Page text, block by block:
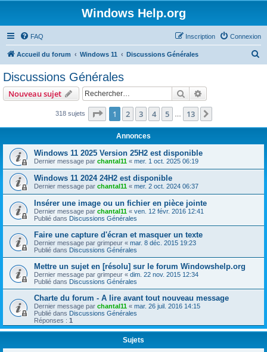
Windows Help.org
FAQ Connexion
Inscription
Accueil du forum Windows 11 Discussions Générales
e
Discussions Générales
Nouveau sujet Rechercher
318 sujets Page 1sur13
1 2 3 4 5 13
Annonces
Windows 11 2025 Version 25H2 est disponible
Dernier message par chantal11 « mer. 1 oct. 2025 06:19
Windows 11 2024 24H2 est disponible
Dernier message par chantal11 « mer. 2 oct. 2024 06:37
Insérer une image ou un fichier en pièce jointe
Dernier message par chantal11 « ven. 12 févr. 2016 12:41
Publié dans Discussions Générales
Faire une capture d'écran et masquer un texte
Dernier message par grimpeur « mar. 8 déc. 2015 19:23
Publié dans Discussions Générales
Mettre un sujet en [résolu] sur le forum Windowshelp.org
Dernier message par grimpeur « dim. 22 nov. 2015 12:34
Publié dans Discussions Générales
Charte du forum - A lire avant tout nouveau message
Dernier message par chantal11 « mar. 26 juil. 2016 14:15
Publié dans Discussions Générales
Réponses : 1
Sujets